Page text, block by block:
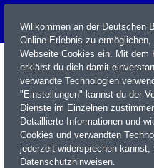
Name / WKN / ISIN / Kürzel
Willkommen an der Deutschen
Online-Erlebnis zu
Webseite Cookies ein. Mit dem
erklärst du dich damit
verwandte Technologien
"Einstellungen" kannst du der
Dienste im Einzelnen
Detaillierte Informationen und
Cookies und verwandten
jederzeit widersprechen
Datenschutzhinweisen.